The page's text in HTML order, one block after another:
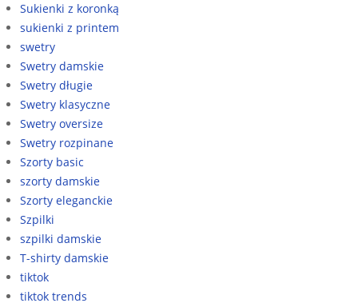
Sukienki z koronką
sukienki z printem
swetry
Swetry damskie
Swetry długie
Swetry klasyczne
Swetry oversize
Swetry rozpinane
Szorty basic
szorty damskie
Szorty eleganckie
Szpilki
szpilki damskie
T-shirty damskie
tiktok
tiktok trends